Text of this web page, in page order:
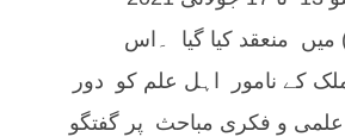
منعقد کیا گیا ۔اس
کے نامور اہل علم کو دور
و فکری مباحث پر گفتگو